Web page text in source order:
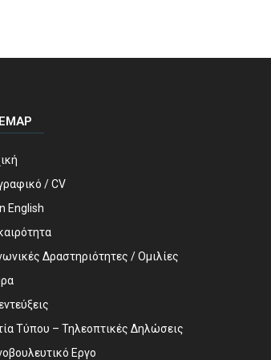
/ CV
English
Δραστηριότητες / Ομιλίες
Τύπου – Τηλεοπτικές Δηλώσεις
Εργο